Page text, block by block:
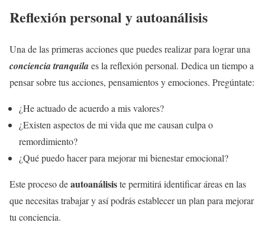
Reflexión personal y autoanálisis
Una de las primeras acciones que puedes realizar para lograr una
conciencia tranquilaes la reflexión personal. Dedica un tiempo a
pensar sobre tus acciones, pensamientos y emociones. Pregúntate:
¿He actuado de acuerdo a mis valores?
¿Existen aspectos de mi vida que me causan culpa o
remordimiento?
¿Qué puedo hacer para mejorar mi bienestar emocional?
Este proceso deautoanálisiste permitirá identificar áreas en las
que necesitas trabajar y así podrás establecer un plan para mejorar
tu conciencia.